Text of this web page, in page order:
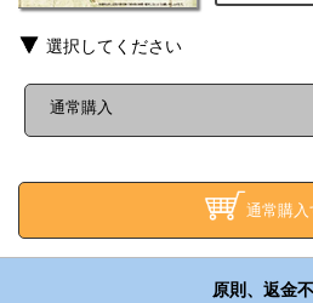
選択してください
通常購入
通常購入
原則、返金